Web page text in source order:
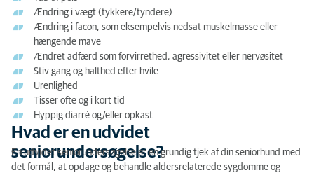
Ændring i vægt (tykkere/tyndere)
Ændring i facon, som eksempelvis nedsat muskelmasse eller
hængende mave
Ændret adfærd som forvirrethed, agressivitet eller nervøsitet
Stiv gang og halthed efter hvile
Urenlighed
Tisser ofte og i kort tid
Hyppig diarré og/eller opkast
Hvad er en udvidet
seniorundersøgelse?
En udvidet seniorundersøgelse er en grundig tjek af din seniorhund med
det formål, at opdage og behandle aldersrelaterede sygdomme og